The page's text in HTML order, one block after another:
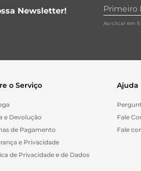
Newsletter!
Ao clicar em
o Serviço
e Devolução
de Pagamento
e Privacidade
de Privacidade e de Dados
Ajuda
Fale
Fale